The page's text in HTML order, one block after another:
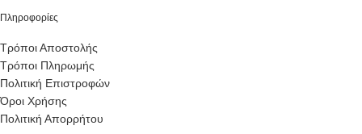
Πληροφορίες
Τρόποι Αποστολής
Τρόποι Πληρωμής
Πολιτική Επιστροφών
Όροι Χρήσης
Πολιτική Απορρήτου